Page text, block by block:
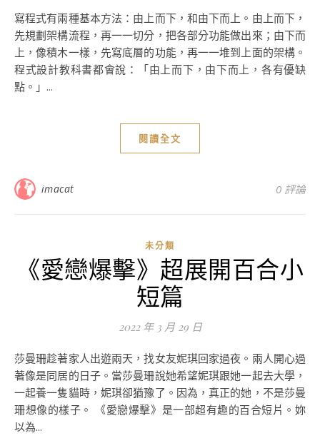
寫程式有兩種基本方法：由上而下，和由下而上。由上而下，
先規劃架構流程，再一一切分，把各部分功能做出來；由下而
上，像積木一樣，先寫底層的功能，再一一堆到上面的架構。
程式設計教科書都會說：「由上而下，由下而上，各有優缺
點。」...
閱讀全文
imacat 0 評論
未分類
《愛戀爆擊》超展開百合小
短篇
2022 年 3 月 29 日
莎曼珊趁著家人出遊兩天，找女友妮琪回家過夜。兩人開心過
著像是同居的日子。當莎曼珊說她希望妮琪跟她一起去大學，
一起養一隻貓時，妮琪卻猶豫了。因為，真正的她，不是莎曼
珊想像的樣子。 《愛戀爆擊》是一部超有趣的百合短片。妳
以為...